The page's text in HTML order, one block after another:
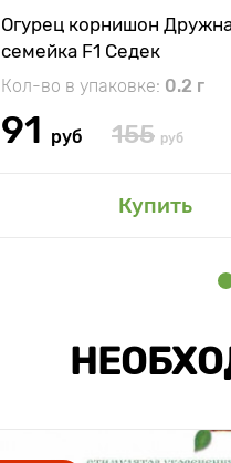
Огурец корнишон
семейка F1 Седек
Кол-во в упаковке: 0.2 г
91 руб 155 руб
Купить